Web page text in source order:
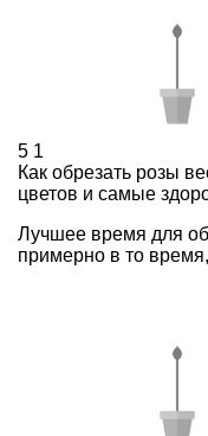
5 1
Как обрезать розы
цветов и самые
Лучшее время для
примерно в то